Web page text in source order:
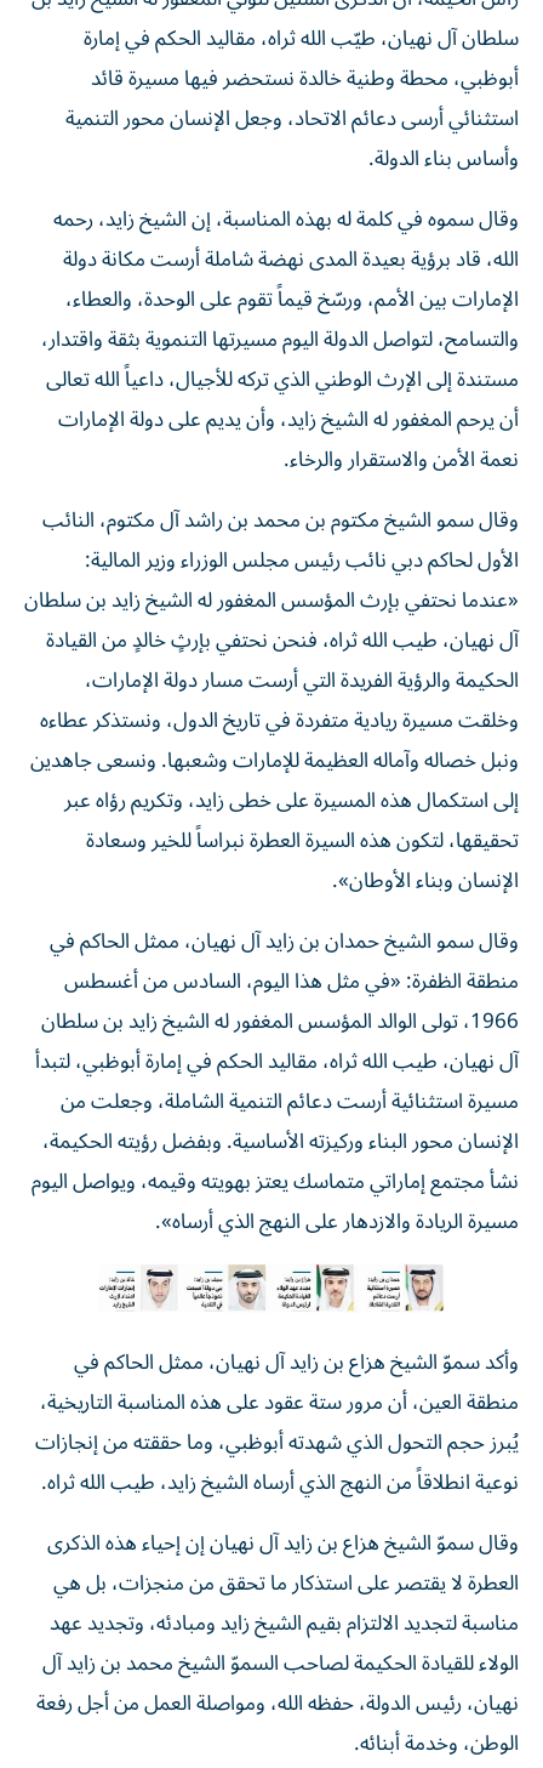
سلطان آل نهيان، طيّب الله ثراه، مقاليد الحكم في إمارة
أبوظبي، محطة وطنية خالدة نستحضر فيها مسيرة قائد
استثنائي أرسى دعائم الاتحاد، وجعل الإنسان محور التنمية
وأساس بناء الدولة.
وقال سموه في كلمة له بهذه المناسبة، إن الشيخ زايد، رحمه
الله، قاد برؤية بعيدة المدى نهضة شاملة أرست مكانة دولة
الإمارات بين الأمم، ورسّخ قيماً تقوم على الوحدة، والعطاء،
والتسامح، لتواصل الدولة اليوم مسيرتها التنموية بثقة واقتدار،
مستندة إلى الإرث الوطني الذي تركه للأجيال، داعياً الله تعالى
أن يرحم المغفور له الشيخ زايد، وأن يديم على دولة الإمارات
نعمة الأمن والاستقرار والرخاء.
وقال سمو الشيخ مكتوم بن محمد بن راشد آل مكتوم، النائب
الأول لحاكم دبي نائب رئيس مجلس الوزراء وزير المالية:
«عندما نحتفي بإرث المؤسس المغفور له الشيخ زايد بن سلطان
آل نهيان، طيب الله ثراه، فنحن نحتفي بإرثٍ خالدٍ من القيادة
الحكيمة والرؤية الفريدة التي أرست مسار دولة الإمارات،
وخلقت مسيرة ريادية متفردة في تاريخ الدول، ونستذكر عطاءه
ونبل خصاله وآماله العظيمة للإمارات وشعبها. ونسعى جاهدين
إلى استكمال هذه المسيرة على خطى زايد، وتكريم رؤاه عبر
تحقيقها، لتكون هذه السيرة العطرة نبراساً للخير وسعادة
الإنسان وبناء الأوطان».
وقال سمو الشيخ حمدان بن زايد آل نهيان، ممثل الحاكم في
منطقة الظفرة: «في مثل هذا اليوم، السادس من أغسطس
1966، تولى الوالد المؤسس المغفور له الشيخ زايد بن سلطان
آل نهيان، طيب الله ثراه، مقاليد الحكم في إمارة أبوظبي، لتبدأ
مسيرة استثنائية أرست دعائم التنمية الشاملة، وجعلت من
الإنسان محور البناء وركيزته الأساسية. وبفضل رؤيته الحكيمة،
نشأ مجتمع إماراتي متماسك يعتز بهويته وقيمه، ويواصل اليوم
مسيرة الريادة والازدهار على النهج الذي أرساه».
وأكد سموّ الشيخ هزاع بن زايد آل نهيان، ممثل الحاكم في
منطقة العين، أن مرور ستة عقود على هذه المناسبة التاريخية،
يُبرز حجم التحول الذي شهدته أبوظبي، وما حققته من إنجازات
نوعية انطلاقاً من النهج الذي أرساه الشيخ زايد، طيب الله ثراه.
وقال سموّ الشيخ هزاع بن زايد آل نهيان إن إحياء هذه الذكرى
العطرة لا يقتصر على استذكار ما تحقق من منجزات، بل هي
مناسبة لتجديد الالتزام بقيم الشيخ زايد ومبادئه، وتجديد عهد
الولاء للقيادة الحكيمة لصاحب السموّ الشيخ محمد بن زايد آل
نهيان، رئيس الدولة، حفظه الله، ومواصلة العمل من أجل رفعة
الوطن، وخدمة أبنائه.